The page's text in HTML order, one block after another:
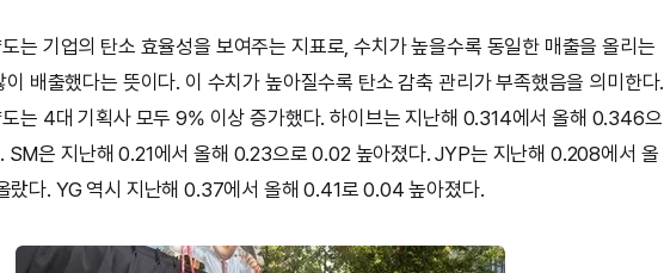
는 기업의 탄소 효율성을 보여주는 지표로, 수치가 높을수록 동일한 매출을 올리는
이 배출했다는 뜻이다. 이 수치가 높아질수록 탄소 감축 관리가 부족했음을 의미한다.
는 4대 기획사 모두 9% 이상 증가했다. 하이브는 지난해 0.314에서 올해 0.346으
SM은 지난해 0.21에서 올해 0.23으로 0.02 높아졌다. JYP는 지난해 0.208에서 올
다. YG 역시 지난해 0.37에서 올해 0.41로 0.04 높아졌다.